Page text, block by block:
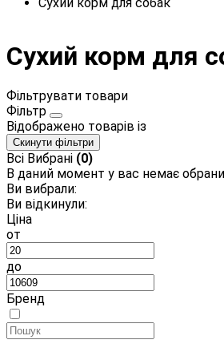
Сухий корм для собак
Сухий корм для
Фільтрувати товари
Фільтр
Відображено товарів із
Скинути фільтри
Всі Вибрані (0)
В даний момент у вас немає
Ви вибрали:
Ви відкинули:
Ціна
от
до
Бренд